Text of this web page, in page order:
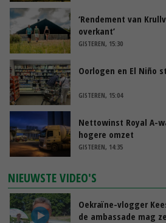
‘Rendement van
overkant’
GISTEREN, 15:30
Oorlogen en El Niño
GISTEREN, 15:04
Nettowinst Royal A-
hogere omzet
GISTEREN, 14:35
NIEUWSTE VIDEO'S
Oekraïne-vlogger
de ambassade mag